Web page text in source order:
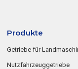
Produkte
Getriebe für
Nutzfahrzeuggetriebe